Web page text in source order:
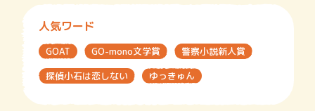
人気ワード
GOAT GO-mono文学賞
警察小説新人賞
探偵小石は恋しない
ゆっきゅん